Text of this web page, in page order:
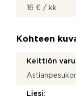
16 € / kk
Kohteen
Keittiön
Liesi: